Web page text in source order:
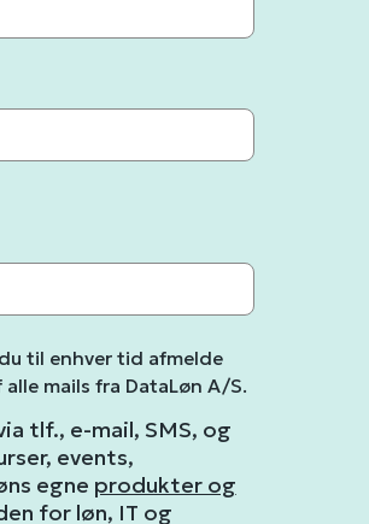
til enhver tid afmelde
mails fra DataLøn A/S.
tlf., e-mail, SMS, og
events,
egne produkter og
for løn, IT og